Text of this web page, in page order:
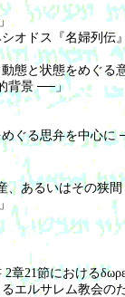
ドス『名婦列伝
と状態をめぐる
背景 ──」
ぐる思弁を中心に
、あるいはその狭
章21節における
エルサレム教会の